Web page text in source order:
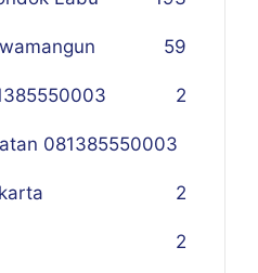
59
2
081385550003
2
2